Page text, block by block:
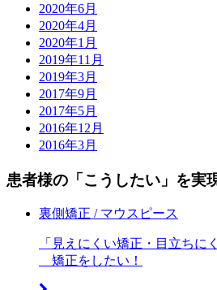
2020年6月
2020年4月
2020年1月
2019年11月
2019年3月
2017年9月
2017年5月
2016年12月
2016年3月
患者様の 「こうしたい」 を実
裏側矯正 / マウスピース
「 見えにくい矯正・目立ちに
矯正をしたい！